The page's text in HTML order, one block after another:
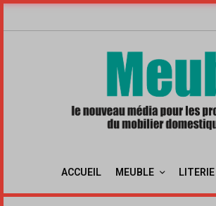
ACCUEIL MEUBLE LITERIE